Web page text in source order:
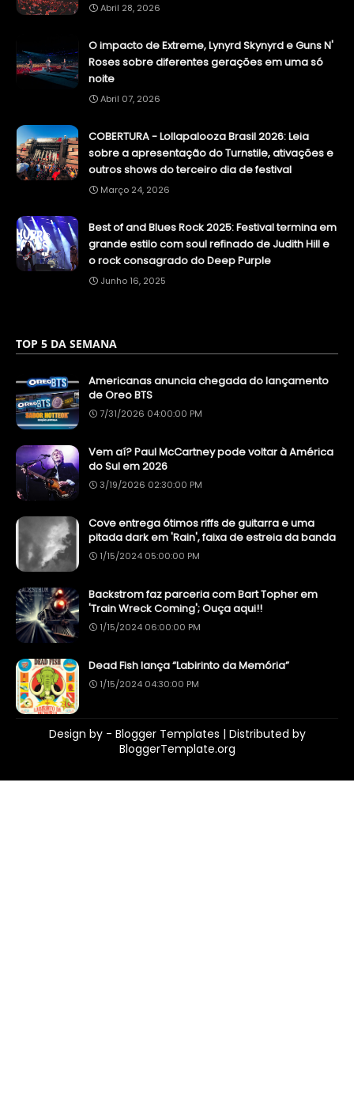
Abril 28, 2026
O impacto de Extreme, Lynyrd Skynyrd e Guns N'
Roses sobre diferentes gerações em uma só
noite
Abril 07, 2026
COBERTURA - Lollapalooza Brasil 2026: Leia
sobre a apresentação do Turnstile, ativações e
outros shows do terceiro dia de festival
Março 24, 2026
Best of and Blues Rock 2025: Festival termina em
grande estilo com soul refinado de Judith Hill e
o rock consagrado do Deep Purple
Junho 16, 2025
TOP 5 DA SEMANA
Americanas anuncia chegada do lançamento
de Oreo BTS
7/31/2026 04:00:00 PM
Vem aí? Paul McCartney pode voltar à América
do Sul em 2026
3/19/2026 02:30:00 PM
Cove entrega ótimos riffs de guitarra e uma
pitada dark em 'Rain', faixa de estreia da banda
1/15/2024 05:00:00 PM
Backstrom faz parceria com Bart Topher em
'Train Wreck Coming'; Ouça aqui!!
1/15/2024 06:00:00 PM
Dead Fish lança “Labirinto da Memória”
1/15/2024 04:30:00 PM
Design by - Blogger Templates | Distributed by
BloggerTemplate.org